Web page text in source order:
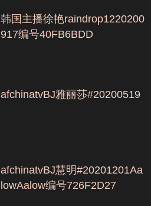
韩国主播徐艳raindrop1220200
917编号40FB6BDD
afchinatvBJ雅丽莎#20200519
afchinatvBJ慧明#20201201Aa
lowAalow编号726F2D27